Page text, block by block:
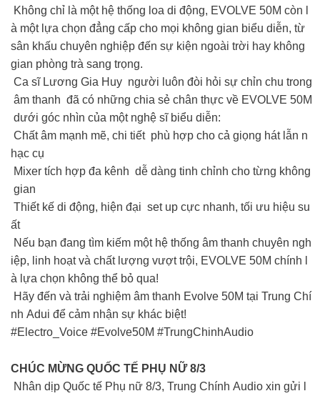
Không chỉ là một hệ thống loa di động, EVOLVE 50M còn l
à một lựa chọn đẳng cấp cho mọi không gian biểu diễn, từ
sân khấu chuyên nghiệp đến sự kiện ngoài trời hay không
gian phòng trà sang trọng.
Ca sĩ Lương Gia Huy người luôn đòi hỏi sự chỉn chu trong
âm thanh đã có những chia sẻ chân thực về EVOLVE 50M
dưới góc nhìn của một nghệ sĩ biểu diễn:
Chất âm mạnh mẽ, chi tiết phù hợp cho cả giọng hát lẫn n
hạc cụ
Mixer tích hợp đa kênh dễ dàng tinh chỉnh cho từng không
gian
Thiết kế di động, hiện đại set up cực nhanh, tối ưu hiệu su
ất
Nếu bạn đang tìm kiếm một hệ thống âm thanh chuyên ngh
iệp, linh hoạt và chất lượng vượt trội, EVOLVE 50M chính l
à lựa chọn không thể bỏ qua!
Hãy đến và trải nghiệm âm thanh Evolve 50M tại Trung Chí
nh Adui để cảm nhận sự khác biệt!
#Electro_Voice #Evolve50M #TrungChinhAudio
CHÚC MỪNG QUỐC TẾ PHỤ NỮ 8/3
Nhân dịp Quốc tế Phụ nữ 8/3, Trung Chính Audio xin gửi l